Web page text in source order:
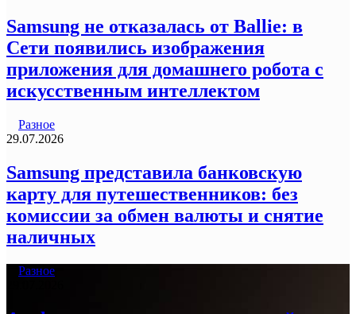
Samsung не отказалась от Ballie: в
Сети появились изображения
приложения для домашнего робота с
искусственным интеллектом
Разное
29.07.2026
Samsung представила банковскую
карту для путешественников: без
комиссии за обмен валюты и снятие
наличных
Разное